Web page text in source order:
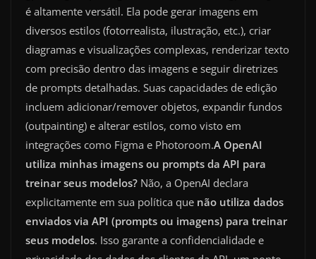
é altamente versátil. Ela pode gerar imagens em
diversos estilos (fotorrealista, ilustração, etc.), criar
diagramas e visualizações complexas, renderizar texto
com precisão dentro das imagens e seguir diretrizes
de prompts detalhadas. Suas capacidades de edição
incluem adicionar/remover objetos, expandir fundos
(outpainting) e alterar estilos, como visto em
integrações como Figma e Photoroom.A OpenAI
utiliza minhas imagens ou prompts da API para
treinar seus modelos? Não, a OpenAI declara
explicitamente em sua política que não utiliza dados
enviados via API (prompts ou imagens) para treinar
seus modelos. Isso garante a confidencialidade e